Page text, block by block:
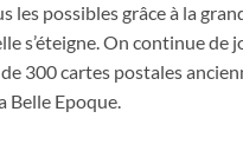
les possibles grâce à la
s’éteigne. On continue
300 cartes postales
Belle Epoque.